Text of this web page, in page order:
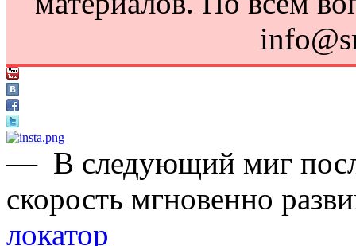
— В следующий миг
скорость мгновенно
локатор